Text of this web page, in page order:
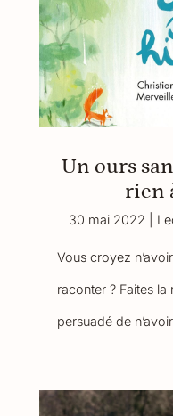
Un ours
rien
30 mai 2022
Vous croyez
raconter ? Faites
persuadé de